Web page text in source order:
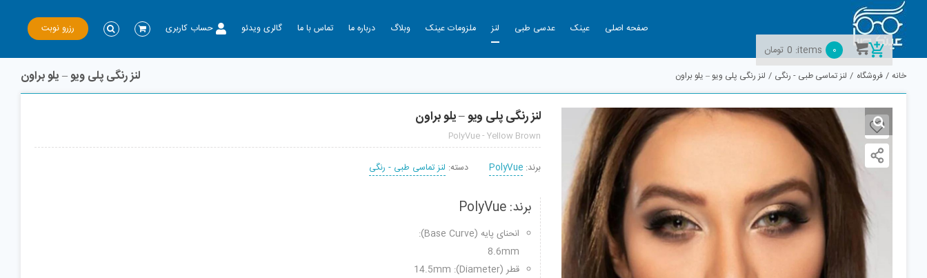
Skip
content
صفحه اصلی عینک عدسی طبی لنز ملزومات عینک وبلاگ درباره ما تماس با ما گالری ویدئو حساب کاربری رزرو نوبت
لنز رنگی پلی ویو – یلو براون خانه فروشگاه لنز تماسی طبی - رنگی لنز رنگی پلی ویو – یلو براون
لنز رنگی پلی ویو – یلو براون
PolyVue - Yellow Brown
برند: PolyVue دسته: لنز تماسی طبی - رنگی
برند: PolyVue
انحنای پایه (Base Curve):
8.6mm
قطر (Diameter): 14.5mm
0
items:
0 تومان